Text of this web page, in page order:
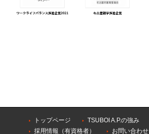
トップページ TSUBOI A.P.の強み
採用情報（有資格者）
お問い合わせ